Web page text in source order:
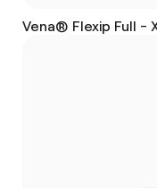
Vena® Flexip Full -